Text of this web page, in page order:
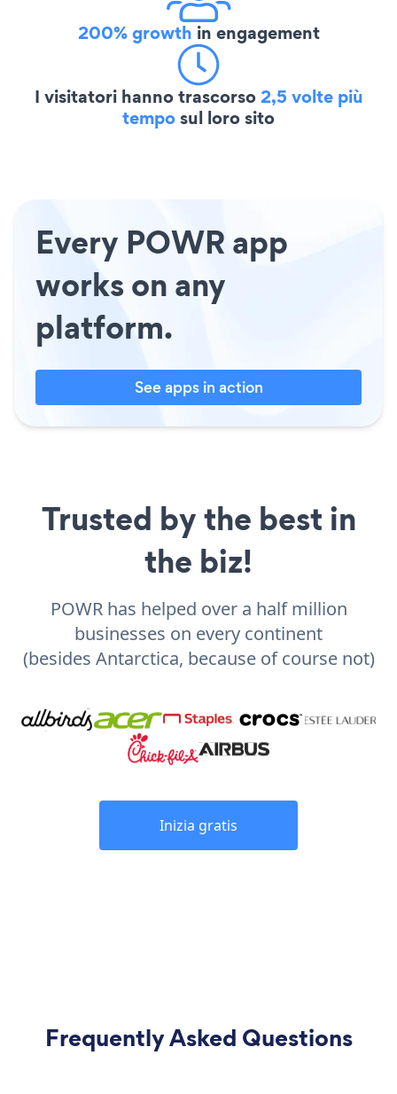
200% growth in engagement
I visitatori hanno trascorso2,5 volte più
temposul loro sito
Every POWR app
works on any
platform.
See apps in action
Trusted by the best in
the biz!
POWR has helped over a half million
businesses on every continent
(besides Antarctica, because of course not)
Inizia gratis
Frequently Asked Questions